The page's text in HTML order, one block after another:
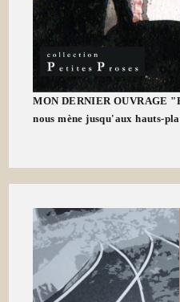
MON DERNIER OUVRAGE
nous mène jusqu'aux hauts-